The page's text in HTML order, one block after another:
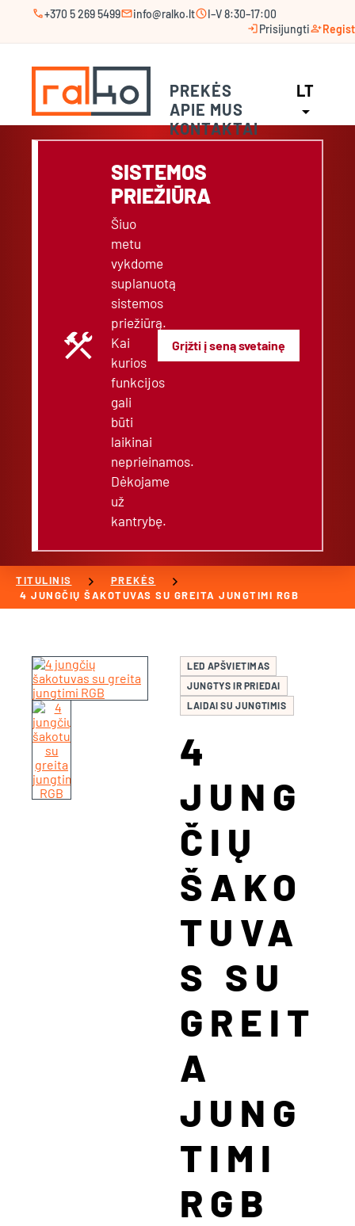
call+370 5 269 5499mailinfo@ralko.ltscheduleI–V 8:30–17:00
loginPrisijungtiperson_add
PREKĖS
APIE MUS
KONTAKTAI
LT
arrow_drop_down
construction
SISTEMOS
PRIEŽIŪRA
Šiuo
metu
vykdome
suplanuotą
sistemos
priežiūrą.
Kai
kurios
funkcijos
gali
būti
laikinai
neprieinamos.
Dėkojame
už
kantrybę.
Grįžti į seną svetainę
TITULINIS chevron_right PREKĖS chevron_right
4 JUNGČIŲ ŠAKOTUVAS SU GREITA JUNGTIMI RGB
LED APŠVIETIMAS
JUNGTYS IR PRIEDAI
LAIDAI SU JUNGTIMIS
4
JUNG
ČIŲ
ŠAKO
TUVA
S SU
GREIT
A
JUNG
TIMI
RGB